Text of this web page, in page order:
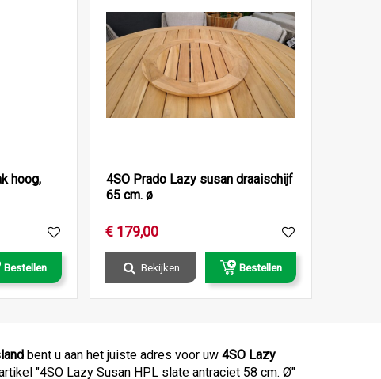
hoog,
Bestellen
4SO Prado Lazy susan draaischijf
65 cm. ø
€ 179,00
Bekijken Bestellen
bent u aan het juiste adres voor uw 4SO Lazy
"4SO Lazy Susan HPL slate antraciet 58 cm. Ø"